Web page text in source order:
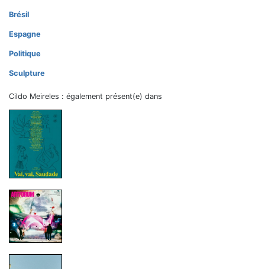
Brésil
Espagne
Politique
Sculpture
Cildo Meireles : également présent(e) dans